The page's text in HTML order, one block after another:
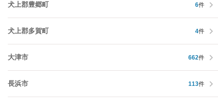
犬上郡豊郷町 6件
犬上郡多賀町 4件
大津市 662件
長浜市 113件